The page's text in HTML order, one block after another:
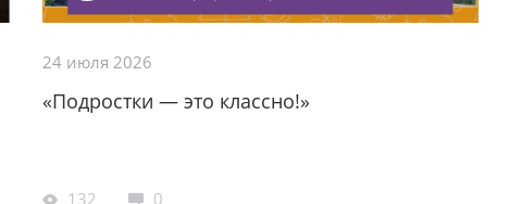
24 июля 2026
«Подростки — это классно!»
132 0